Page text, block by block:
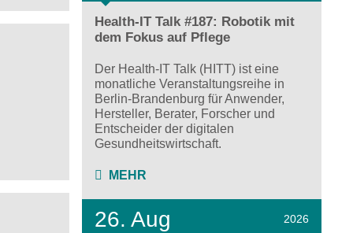
Health-IT Talk #187: Robotik mit
dem Fokus auf Pflege
Der Health-IT Talk (HITT) ist eine
monatliche Veranstaltungsreihe in
Berlin-Brandenburg für Anwender,
Hersteller, Berater, Forscher und
Entscheider der digitalen
Gesundheitswirtschaft.
MEHR
26. Aug 2026